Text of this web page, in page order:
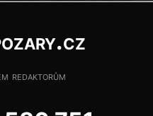
redaktorům